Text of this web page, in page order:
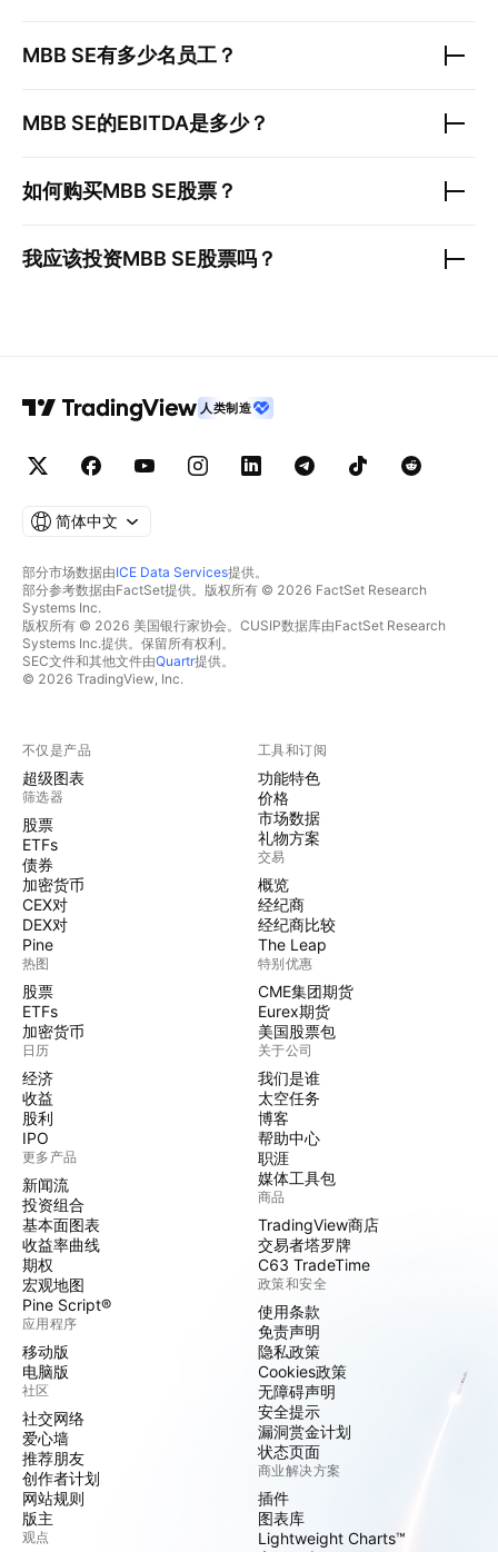
MBB SE有多少名员工？
MBB SE的EBITDA是多少？
如何购买MBB SE股票？
我应该投资MBB SE股票吗？
人类制造
简体中文
部分市场数据由ICE Data Services提供。
部分参考数据由FactSet提供。版权所有 © 2026 FactSet Research
Systems Inc.
版权所有 © 2026 美国银行家协会。CUSIP数据库由FactSet Research
Systems Inc.提供。保留所有权利。
SEC文件和其他文件由Quartr提供。
© 2026 TradingView, Inc.
不仅是产品
超级图表
筛选器
股票
ETFs
债券
加密货币
CEX对
DEX对
Pine
热图
股票
ETFs
加密货币
日历
经济
收益
股利
IPO
更多产品
新闻流
投资组合
基本面图表
收益率曲线
期权
宏观地图
Pine Script®
应用程序
移动版
电脑版
社区
社交网络
爱心墙
推荐朋友
创作者计划
网站规则
版主
观点
工具和订阅
功能特色
价格
市场数据
礼物方案
交易
概览
经纪商
经纪商比较
The Leap
特别优惠
CME集团期货
Eurex期货
美国股票包
关于公司
我们是谁
太空任务
博客
帮助中心
职涯
媒体工具包
商品
TradingView商店
交易者塔罗牌
C63 TradeTime
政策和安全
使用条款
免责声明
隐私政策
Cookies政策
无障碍声明
安全提示
漏洞赏金计划
状态页面
商业解决方案
插件
图表库
Lightweight Charts™